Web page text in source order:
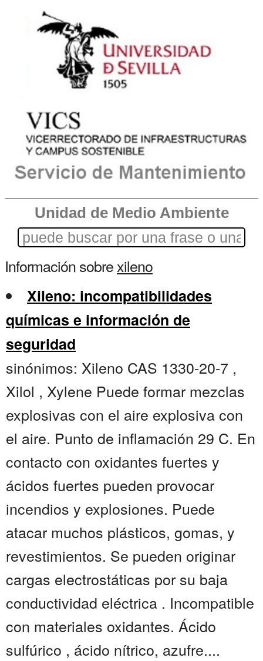
Unidad de Medio Ambiente
Información sobrexileno
Xileno: incompatibilidades
químicas e información de
seguridad
sinónimos: Xileno CAS 1330-20-7 ,
Xilol , Xylene Puede formar mezclas
explosivas con el aire explosiva con
el aire. Punto de inflamación 29 C. En
contacto con oxidantes fuertes y
ácidos fuertes pueden provocar
incendios y explosiones. Puede
atacar muchos plásticos, gomas, y
revestimientos. Se pueden originar
cargas electrostáticas por su baja
conductividad eléctrica . Incompatible
con materiales oxidantes. Ácido
sulfúrico , ácido nítrico, azufre....